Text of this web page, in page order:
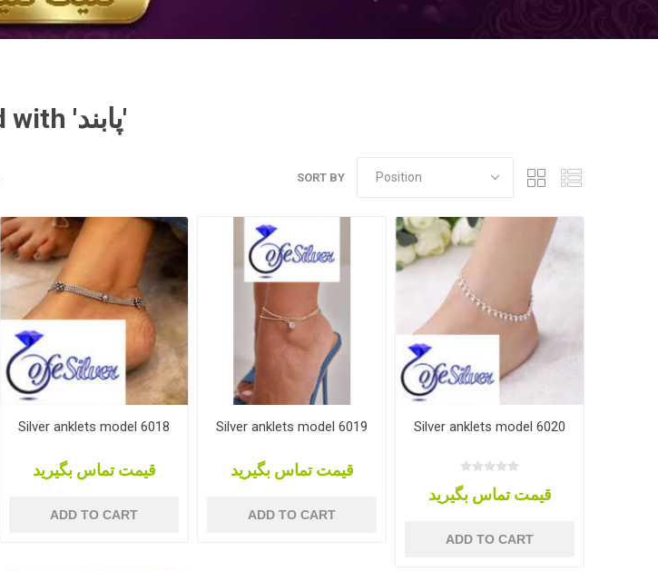
Products tagged with 'پابند'
SORT BY
Silver anklets model 6018
قیمت تماس بگیرید
ADD TO CART
Silver anklets model 6019
قیمت تماس بگیرید
ADD TO CART
Silver anklets model 6020
قیمت تماس بگیرید
ADD TO CART